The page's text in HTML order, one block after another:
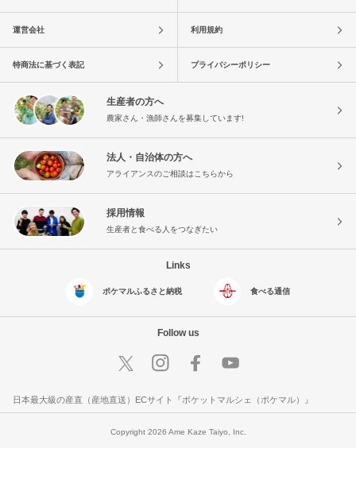
運営会社 利用規約
特商法に基づく表記 プライバシーポリシー
生産者の方へ
農家さん・漁師さんを募集しています!
法人・自治体の方へ
アライアンスのご相談はこちらから
採用情報
生産者と食べる人をつなぎたい
Links
ポケマルふるさと納税 食べる通信
Follow us
日本最大級の産直（産地直送）ECサイト『ポケットマルシェ（ポケマル）』
Copyright 2026 Ame Kaze Taiyo, Inc.